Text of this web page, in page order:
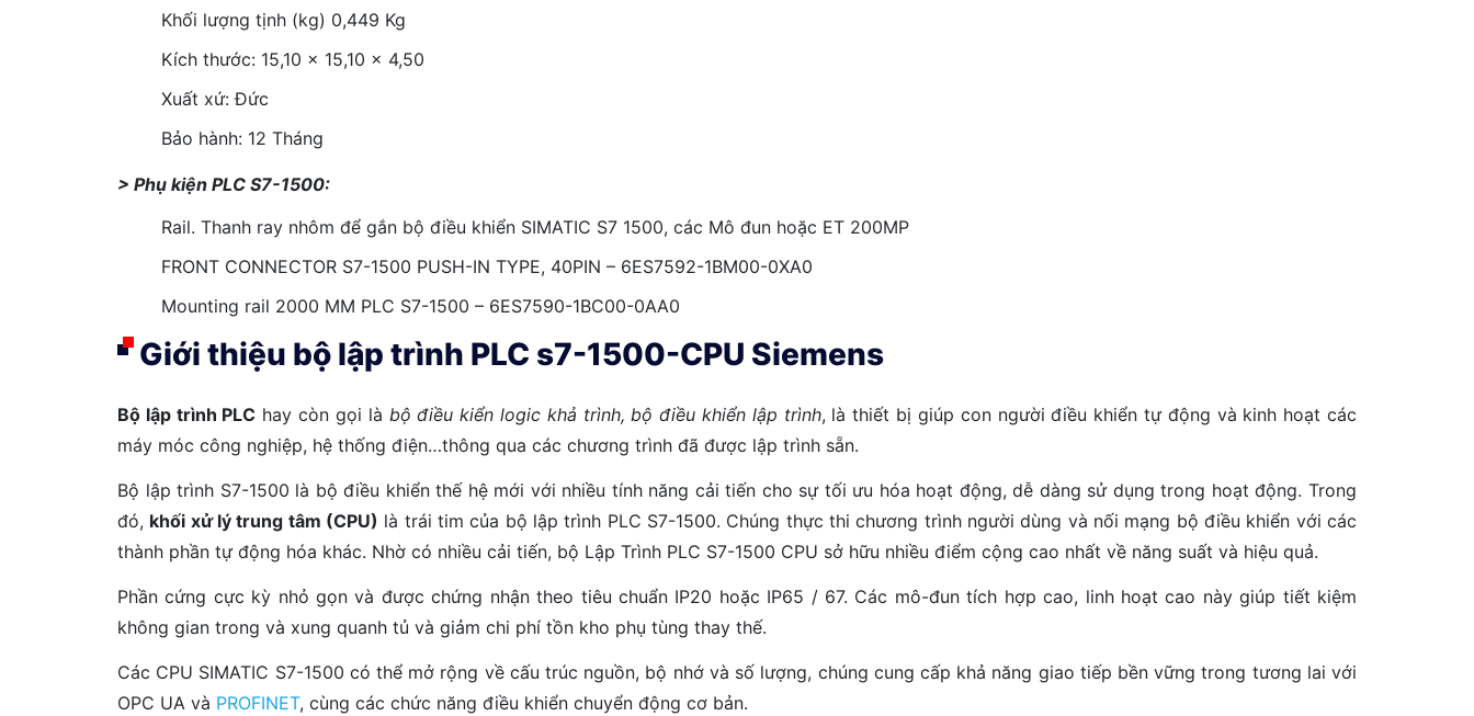
Khối lượng tịnh (kg) 0,449 Kg
Kích thước: 15,10 x 15,10 x 4,50
Xuất xứ: Đức
Bảo hành: 12 Tháng
> Phụ kiện PLC S7-1500:
Rail. Thanh ray nhôm để gắn bộ điều khiển SIMATIC S7 1500, các Mô đun hoặc ET 200MP
FRONT CONNECTOR S7-1500 PUSH-IN TYPE, 40PIN – 6ES7592-1BM00-0XA0
Mounting rail 2000 MM PLC S7-1500 – 6ES7590-1BC00-0AA0
Giới thiệu bộ lập trình PLC s7-1500-CPU Siemens
Bộ lập trình PLC hay còn gọi là bộ điều kiển logic khả trình, bộ điều khiển lập trình, là thiết bị giúp con người điều khiển tự động và kinh hoạt các
máy móc công nghiệp, hệ thống điện…thông qua các chương trình đã được lập trình sẵn.
Bộ lập trình S7-1500 là bộ điều khiển thế hệ mới với nhiều tính năng cải tiến cho sự tối ưu hóa hoạt động, dễ dàng sử dụng trong hoạt động. Trong
đó, khối xử lý trung tâm (CPU) là trái tim của bộ lập trình PLC S7-1500. Chúng thực thi chương trình người dùng và nối mạng bộ điều khiển với các
thành phần tự động hóa khác. Nhờ có nhiều cải tiến, bộ Lập Trình PLC S7-1500 CPU sở hữu nhiều điểm cộng cao nhất về năng suất và hiệu quả.
Phần cứng cực kỳ nhỏ gọn và được chứng nhận theo tiêu chuẩn IP20 hoặc IP65 / 67. Các mô-đun tích hợp cao, linh hoạt cao này giúp tiết kiệm
không gian trong và xung quanh tủ và giảm chi phí tồn kho phụ tùng thay thế.
Các CPU SIMATIC S7-1500 có thể mở rộng về cấu trúc nguồn, bộ nhớ và số lượng, chúng cung cấp khả năng giao tiếp bền vững trong tương lai với
OPC UA và PROFINET, cùng các chức năng điều khiển chuyển động cơ bản.